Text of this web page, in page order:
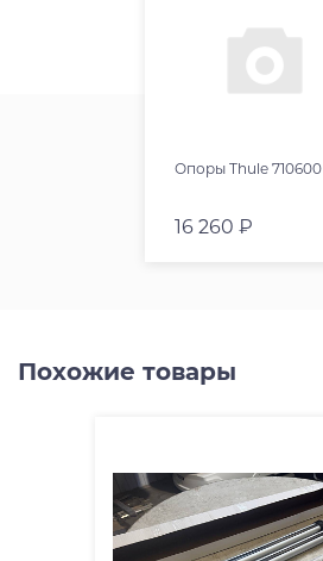
Опоры Thule 710600
16 260 ₽
Похожие товары